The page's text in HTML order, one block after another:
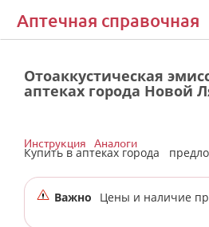
Аптечная справочная
Отоаккустическая
аптеках города Новой
Купить в аптеках города
Инструкция Аналоги
Важно Цены и наличие